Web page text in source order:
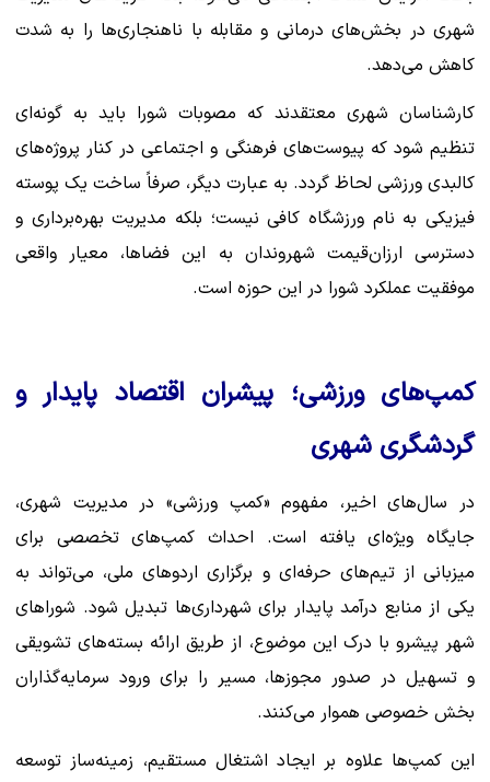
شهری در بخش‌های درمانی و مقابله با ناهنجاری‌ها را به شدت
کاهش می‌دهد.
کارشناسان شهری معتقدند که مصوبات شورا باید به گونه‌ای
تنظیم شود که پیوست‌های فرهنگی و اجتماعی در کنار پروژه‌های
کالبدی ورزشی لحاظ گردد. به عبارت دیگر، صرفاً ساخت یک پوسته
فیزیکی به نام ورزشگاه کافی نیست؛ بلکه مدیریت بهره‌برداری و
دسترسی ارزان‌قیمت شهروندان به این فضاها، معیار واقعی
موفقیت عملکرد شورا در این حوزه است.
کمپ‌های ورزشی؛ پیشران اقتصاد پایدار و
گردشگری شهری
در سال‌های اخیر، مفهوم «کمپ ورزشی» در مدیریت شهری،
جایگاه ویژه‌ای یافته است. احداث کمپ‌های تخصصی برای
میزبانی از تیم‌های حرفه‌ای و برگزاری اردوهای ملی، می‌تواند به
یکی از منابع درآمد پایدار برای شهرداری‌ها تبدیل شود. شوراهای
شهر پیشرو با درک این موضوع، از طریق ارائه بسته‌های تشویقی
و تسهیل در صدور مجوزها، مسیر را برای ورود سرمایه‌گذاران
بخش خصوصی هموار می‌کنند.
این کمپ‌ها علاوه بر ایجاد اشتغال مستقیم، زمینه‌ساز توسعه